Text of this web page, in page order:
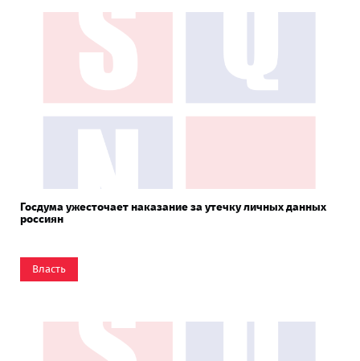
Госдума ужесточает наказание за утечку личных данных
россиян
Власть